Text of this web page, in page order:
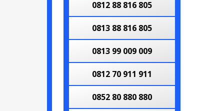
0812 88 816 805
0813 88 816 805
0813 99 009 009
0812 70 911 911
0852 80 880 880